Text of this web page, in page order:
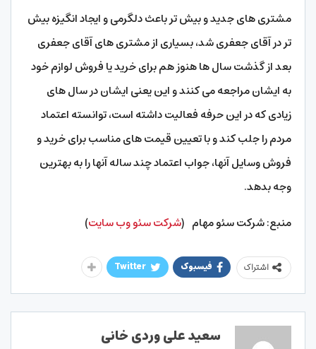
مشتری های جدید و بیش تر باعث دلگرمی و ایجاد انگیزه بیش
تر در آقای جعفری شد، بسیاری از مشتری های آقای جعفری
بعد از گذشت سال ها هنوز هم برای خرید یا فروش لوازم خود
به ایشان مراجعه می کنند و این یعنی ایشان در سال های
زیادی که در این حرفه فعالیت داشته است، توانسته اعتماد
مردم را جلب کند و با تعیین قیمت های مناسب برای خرید و
فروش وسایل آنها، جواب اعتماد چند ساله آنها را به بهترین
وجه بدهد.
منبع: شرکت سئو مهام (شرکت سئو وب سایت)
اشتراک فیسبوک Twitter
سعید علی وردی خانی